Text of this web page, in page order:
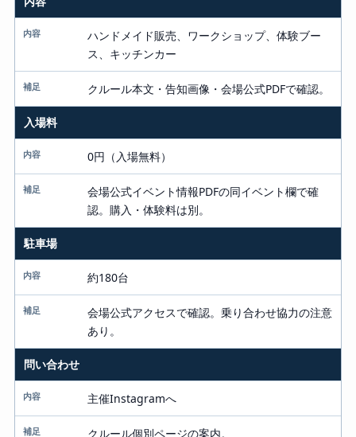
ハンドメイド販売、ワークショップ、体験ブー
ス、キッチンカー
クルール本文・告知画像・会場公式PDFで確認。
入場料
0円（入場無料）
会場公式イベント情報PDFの同イベント欄で確
認。購入・体験料は別。
駐車場
約180台
会場公式アクセスで確認。乗り合わせ協力の注意
あり。
問い合わせ
主催Instagramへ
クルール個別ページの案内。